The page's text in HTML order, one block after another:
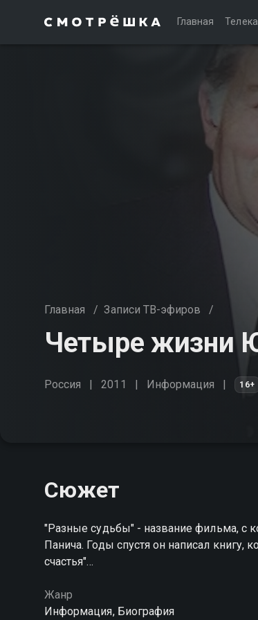
Главная
Главная / Записи ТВ-эфиров /
Четыре жизни
Россия 2011 Информация 16+
Сюжет
"Разные судьбы" - название фильма, с
Панича. Годы спустя он написал книгу,
счастья"…
Жанр
Информация, Биография